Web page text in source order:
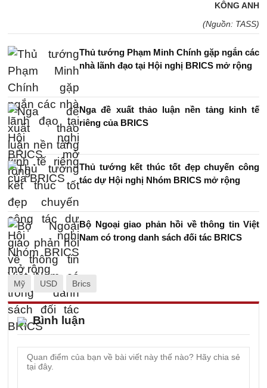
KÔNG ANH
(Nguồn: TASS)
Thủ tướng Phạm Minh Chính gặp ngắn các
nhà lãnh đạo tại Hội nghị BRICS mở rộng
Nga đề xuất thảo luận nền tảng kinh tế
riêng của BRICS
Thủ tướng kết thúc tốt đẹp chuyến công
tác dự Hội nghị Nhóm BRICS mở rộng
Bộ Ngoại giao phản hồi về thông tin Việt
Nam có trong danh sách đối tác BRICS
Mỹ USD Brics
Bình luận